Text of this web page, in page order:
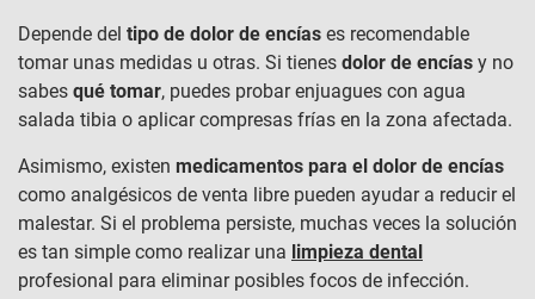
Depende del tipo de dolor de encías es recomendable
tomar unas medidas u otras. Si tienes dolor de encías y no
sabes qué tomar, puedes probar enjuagues con agua
salada tibia o aplicar compresas frías en la zona afectada.
Asimismo, existen medicamentos para el dolor de encías
como analgésicos de venta libre pueden ayudar a reducir el
malestar. Si el problema persiste, muchas veces la solución
es tan simple como realizar una limpieza dental
profesional para eliminar posibles focos de infección.